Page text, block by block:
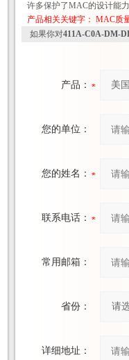
许多保护了MAC的设计能
产品相关关键字： MAC质
如果你对411A-C0A-DM-
产品：
您的单位：
您的姓名：
联系电话：
常用邮箱：
省份：
详细地址：